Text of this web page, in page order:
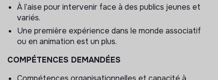
Sous la direction de la lead du cercle mobilisation, elle·il
contribuera au déploiement de la stratégie de
mobilisation sur l’ensemble des programmes de
l’association.
Mobilisation des établissements scolaires et des
À l’aise pour intervenir face à des publics jeunes et
variés.
Une première expérience dans le monde associatif
ou en animation est un plus.
COMPÉTENCES DEMANDÉES